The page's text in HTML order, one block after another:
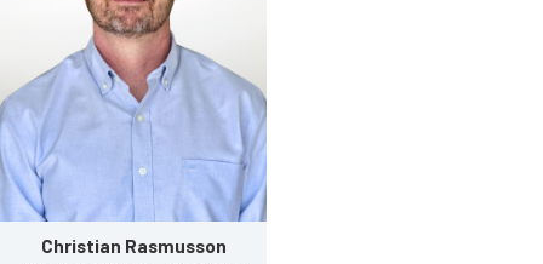
Christian Rasmusson